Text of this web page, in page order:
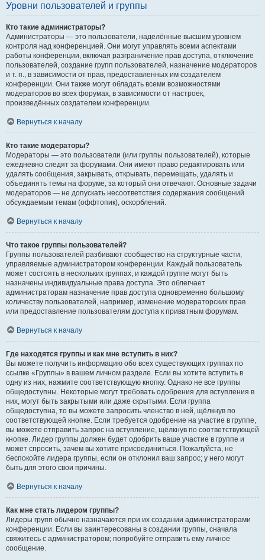
Уровни пользователей и группы
Кто такие администраторы?
Администраторы — это пользователи, наделённые высшим уровнем
контроля над конференцией. Они могут управлять всеми аспектами
работы конференции, включая разграничение прав доступа, отключение
пользователей, создание групп пользователей, назначение модераторов
и т. п., в зависимости от прав, предоставленных им создателем
конференции. Они также могут обладать всеми возможностями
модераторов во всех форумах, в зависимости от настроек,
произведённых создателем конференции.
Вернуться к началу
Кто такие модераторы?
Модераторы — это пользователи (или группы пользователей), которые
ежедневно следят за форумами. Они имеют право редактировать или
удалять сообщения, закрывать, открывать, перемещать, удалять и
объединять темы на форуме, за который они отвечают. Основные задачи
модераторов — не допускать несоответствия содержания сообщений
обсуждаемым темам (оффтопик), оскорблений.
Вернуться к началу
Что такое группы пользователей?
Группы пользователей разбивают сообщество на структурные части,
управляемые администратором конференции. Каждый пользователь
может состоять в нескольких группах, и каждой группе могут быть
назначены индивидуальные права доступа. Это облегчает
администраторам назначение прав доступа одновременно большому
количеству пользователей, например, изменение модераторских прав
или предоставление пользователям доступа к приватным форумам.
Вернуться к началу
Где находятся группы и как мне вступить в них?
Вы можете получить информацию обо всех существующих группах по
ссылке «Группы» в вашем личном разделе. Если вы хотите вступить в
одну из них, нажмите соответствующую кнопку. Однако не все группы
общедоступны. Некоторые могут требовать одобрения для вступления в
них, могут быть закрытыми или даже скрытыми. Если группа
общедоступна, то вы можете запросить членство в ней, щёлкнув по
соответствующей кнопке. Если требуется одобрение на участие в группе,
вы можете отправить запрос на вступление, щёлкнув по соответствующей
кнопке. Лидер группы должен будет одобрить ваше участие в группе и
может спросить, зачем вы хотите присоединиться. Пожалуйста, не
беспокойте лидера группы, если он отклонил ваш запрос; у него могут
быть для этого свои причины.
Вернуться к началу
Как мне стать лидером группы?
Лидеры групп обычно назначаются при их создании администраторами
конференции. Если вы заинтересованы в создании группы, сначала
свяжитесь с администратором; попробуйте отправить ему личное
сообщение.